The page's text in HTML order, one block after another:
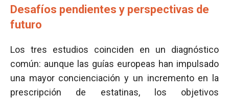
Desafíos pendientes y perspectivas de
futuro
Los tres estudios coinciden en un diagnóstico
común: aunque las guías europeas han impulsado
una mayor concienciación y un incremento en la
prescripción de estatinas, los objetivos